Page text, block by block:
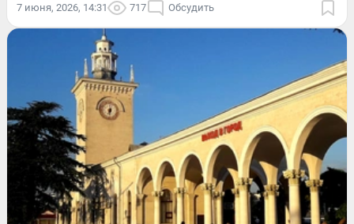
7 июня, 2026, 14:31 717 Обсудить